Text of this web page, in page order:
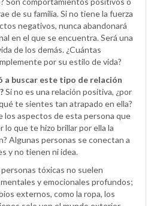
de su familia. Si no tiene la fuerza
negativos, nunca abandonará
en el que se encuentra. Será una
de los demás. ¿Cuántas
por su estilo de vida?
a buscar este tipo de relación
Si no es una relación positiva, ¿por
te sientes tan atrapado en ella?
los aspectos de esta persona que
que te hizo brillar por ella la
Algunas personas se conectan a
y no tienen ni idea.
personas tóxicas no suelen
y emocionales profundos;
externos, como la ropa, los